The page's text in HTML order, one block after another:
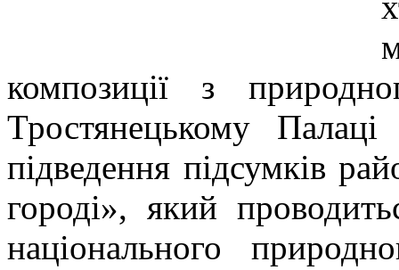
композиції з
Тростянецькому
підведення підсумків
городі», який
національного